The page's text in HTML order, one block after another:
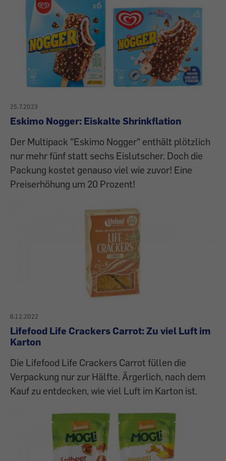
25.7.2023
Eskimo Nogger: Eiskalte Shrinkflation
Der Multipack "Eskimo Nogger" enthält plötzlich
nur mehr fünf statt sechs Eislutscher. Doch die
Packung kostet genauso viel wie zuvor! Eine
Preiserhöhung um 20 Prozent!
6.12.2022
Lifefood Life Crackers Carrot: Zu viel Luft im
Karton
Die Lifefood Life Crackers Carrot füllen die
Verpackung nur zur Hälfte. Ärgerlich, nach dem
Kauf zu entdecken, wie viel Luft im Karton ist.